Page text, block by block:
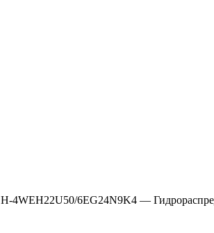
H-4WEH22U50/6EG24N9K4 —